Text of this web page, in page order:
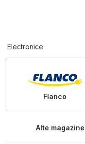
Electronice
Flanco
Alte